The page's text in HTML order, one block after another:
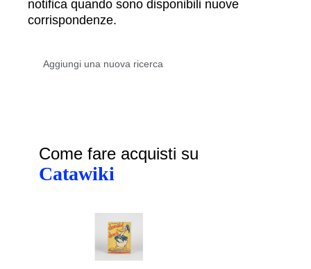
notifica quando sono disponibili nuove
corrispondenze.
Come fare acquisti su
Catawiki